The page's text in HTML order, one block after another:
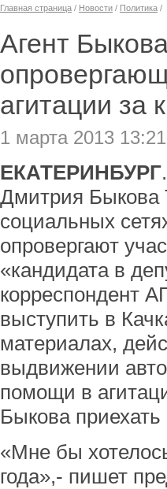
Главная страница / Новости / Политика /
Агент
агитации за
1 марта 2013 13:21
ЕКАТЕРИНБУРГ
Дмитрия Быкова
социальных
опровергают
«кандидата в
корреспондент
выступить в
материалах,
выдвижении
помощи в
Быкова
«Мне бы
года»,- пишет